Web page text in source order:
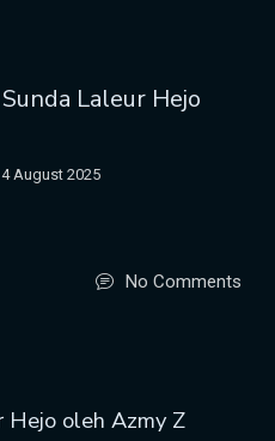
Laleur Hejo
4 August 2025
No Comments
Hejo oleh Azmy Z